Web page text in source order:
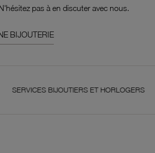
pas à en discuter avec nous.
BIJOUTERIE
BIJOUTIERS ET HORLOGERS